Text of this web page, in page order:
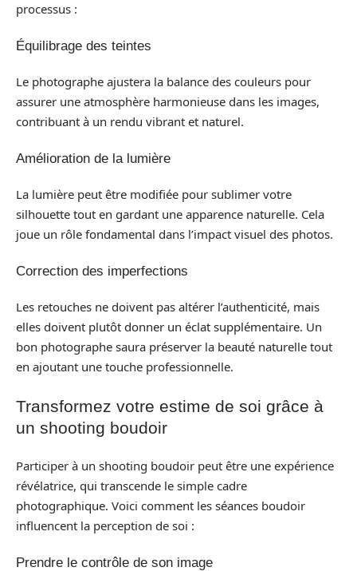
processus :
Équilibrage des teintes
Le photographe ajustera la balance des couleurs pour
assurer une atmosphère harmonieuse dans les images,
contribuant à un rendu vibrant et naturel.
Amélioration de la lumière
La lumière peut être modifiée pour sublimer votre
silhouette tout en gardant une apparence naturelle. Cela
joue un rôle fondamental dans l’impact visuel des photos.
Correction des imperfections
Les retouches ne doivent pas altérer l’authenticité, mais
elles doivent plutôt donner un éclat supplémentaire. Un
bon photographe saura préserver la beauté naturelle tout
en ajoutant une touche professionnelle.
Transformez votre estime de soi grâce à
un shooting boudoir
Participer à un shooting boudoir peut être une expérience
révélatrice, qui transcende le simple cadre
photographique. Voici comment les séances boudoir
influencent la perception de soi :
Prendre le contrôle de son image